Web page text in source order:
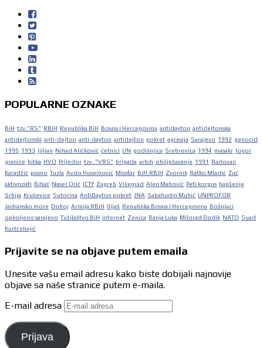
POPULARNE OZNAKE
BiH tzv."RS" RBiH Republika BiH Bosna i Hercegovina antidayton antidejtonska
antidejtonski anti-dejton anti-dayton antidejton pokret agresija Sarajevo 1992 genocid
1995 1993 ljiljan Nihad Aličković četnici UN godišnjica Srebrenica 1994 masakr logor
granice bitka HVO Prijedor tzv. "VRS" brigada arbih obilježavanje 1991
Radovan
Karadžić pismo Tuzla Avdo Huseinović Mostar BiH.RBiH Zvornik Ratko Mladić Žuč
aktivnosti Bihać Naser Orić ICTY Zagreb Višegrad Alen Mahović Peti korpus hapšenje
Srbija Kruševice Sutorina AntiDayton pokret JNA Sabahudin Muhić UNPROFOR
Jadransko more Doboj Armija RBiH Ilijaš Republika Bosna i Hercegovina Bošnjaci
opkoljeno sarajevo Tužilaštvo BiH internet Zenica Banja Luka Milorad Dodik NATO Suad
Kurtćehajić
Prijavite se na objave putem emaila
Unesite vašu email adresu kako biste dobijali najnovije
objave sa naše stranice putem e-maila.
E-mail adresa
Prijava